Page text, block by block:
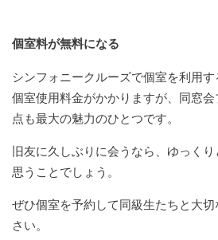
個室料が無料になる
シンフォニークルーズで個室を利用
個室使用料金がかかりますが、同窓
点も最大の魅力のひとつです。
旧友に久しぶりに会うなら、ゆっく
思うことでしょう。
ぜひ個室を予約して同級生たちと大
さい。